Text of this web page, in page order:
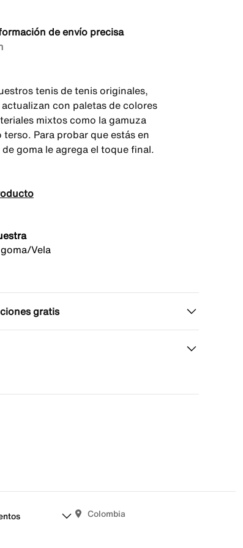
de envío precisa
tenis de tenis originales,
con paletas de colores
mixtos como la gamuza
terso. Para probar que estás en
goma le agrega el toque final.
Vela
gratis
Colombia